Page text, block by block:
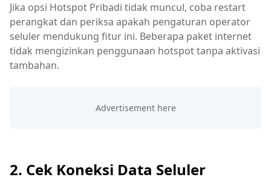
Jika opsi Hotspot Pribadi tidak muncul, coba restart
perangkat dan periksa apakah pengaturan operator
seluler mendukung fitur ini. Beberapa paket internet
tidak mengizinkan penggunaan hotspot tanpa aktivasi
tambahan.
2. Cek Koneksi Data Seluler